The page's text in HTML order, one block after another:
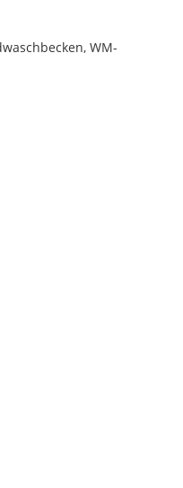
WM-
Wohnküche mit Ausgang
große Terrasse mit ca.
mit ca. 42m² zu begehen.
begehbar.
Ausstattung der
hohen Wohnkomfort
Abstellraum.
zugeordnet.